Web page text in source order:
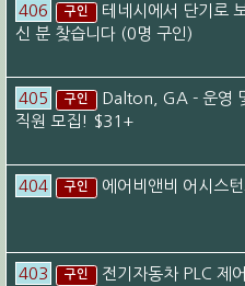
406 구인
테네시에서 단기로
신 분 찾습니다 (0명 구인)
405 구인
Dalton, GA - 운영
직원 모집! $31+
404 구인 에어비앤비 어시스
403 구인
전기자동차 PLC 제